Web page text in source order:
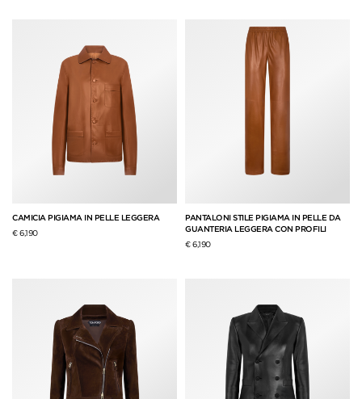
CAMICIA PIGIAMA IN PELLE LEGGERA
€ 6,190
PANTALONI STILE PIGIAMA IN PELLE DA
GUANTERIA LEGGERA CON PROFILI
€ 6,190